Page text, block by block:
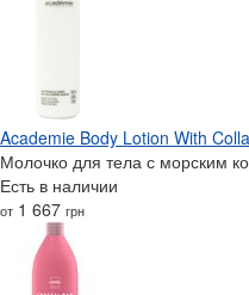
Academie Body Lotion With
Молочко для тела с морским
Есть в наличии
от 1 667 грн